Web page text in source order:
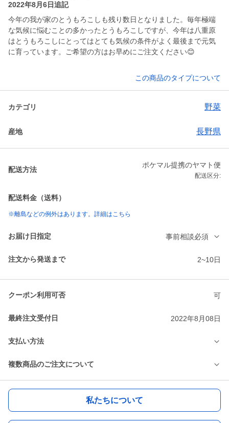
2022年8月6日追記
今年の我が家のとうもろこしも残り数日となりました。毎年極端
な気候に悩むことの多かったとうもろこしですが、今年は八重原
はとうもろこしにとってはとても気候の条件がよく最後まで元気
に育っています。ご希望の方はお早めにご注文ください😊
この商品のタイプについて
カテゴリ 野菜
産地 長野県
配送方法
ポケマル提携のヤマト便
配送区分:
配送料金（送料）
※離島などの例外はあります。詳細はこちら
お届け日指定 事前相談必須
注文から発送まで 2~10日
クーポン利用可否 可
最終注文受付日 2022年8月08日
支払い方法
複数商品のご注文について
私たちについて